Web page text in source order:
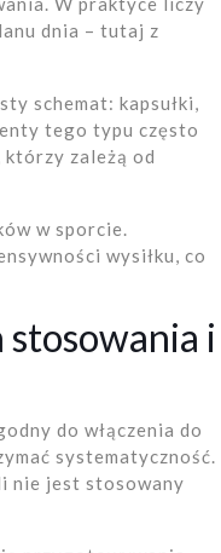
dnia – tutaj z
schemat: kapsułki,
tego typu często
którzy zależą od
w sporcie.
wysiłku, co
stosowania i
do włączenia do
systematyczność.
nie jest stosowany